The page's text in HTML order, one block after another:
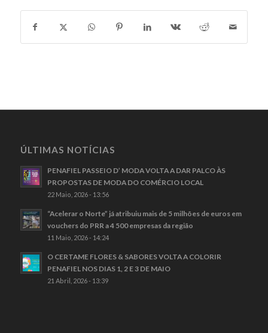
ÚLTIMAS NOTÍCIAS
PENAFIEL PASSEIO D’ MODA VOLTA A DAR PALCO ÀS
PROPOSTAS DE MODA DO COMÉRCIO LOCAL
22 Maio, 2026 - 13:56
“Acelerar o Norte” já atribuiu mais de 5 milhões de euros em
vouchers do PRR a 4 500 empresas da região
11 Maio, 2026 - 14:24
O CERTAME FLORES & SABORES VOLTA A COLORIR
PENAFIEL NOS DIAS 1, 2 E 3 DE MAIO
21 Abril, 2026 - 13:39